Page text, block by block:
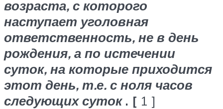
возраста, с которого
наступает уголовная
ответственность, не в день
рождения, а по истечении
суток, на которые приходится
этот день, т.е. с ноля часов
следующих суток . [ 1 ]